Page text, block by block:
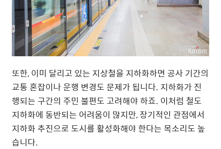
또한, 이미 달리고 있는 지상철을 지하화하면 공사 기간의
교통 혼잡이나 운행 변경도 문제가 됩니다. 지하화가 진
행되는 구간의 주민 불편도 고려해야 하죠. 이처럼 철도
지하화에 동반되는 어려움이 많지만, 장기적인 관점에서
지하화 추진으로 도시를 활성화해야 한다는 목소리도 높
습니다.